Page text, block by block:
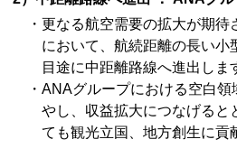
・更なる航空需要の拡大が期待
において、航続距離の長い小
目途に中距離路線へ進出しま
・ANAグループにおける空白
やし、収益拡大につなげると
ても観光立国、地方創生に貢